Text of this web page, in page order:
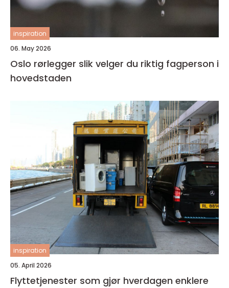
inspiration
06. May 2026
Oslo rørlegger slik velger du riktig fagperson i
hovedstaden
inspiration
05. April 2026
Flyttetjenester som gjør hverdagen enklere